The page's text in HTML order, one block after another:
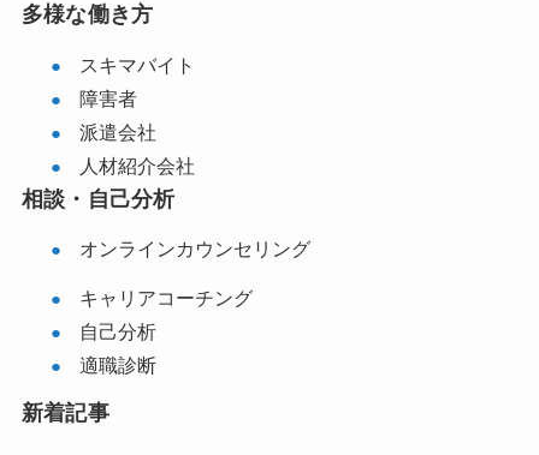
多様な働き方
スキマバイト
障害者
派遣会社
人材紹介会社
相談・自己分析
オンラインカウンセリング
キャリアコーチング
自己分析
適職診断
新着記事